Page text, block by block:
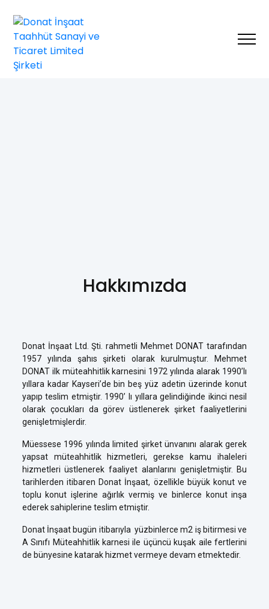
Hakkımızda
Donat İnşaat Ltd. Şti. rahmetli Mehmet DONAT tarafından
1957 yılında şahıs şirketi olarak kurulmuştur. Mehmet
DONAT ilk müteahhitlik karnesini 1972 yılında alarak 1990’lı
yıllara kadar Kayseri’de bin beş yüz adetin üzerinde konut
yapıp teslim etmiştir. 1990’ lı yıllara gelindiğinde ikinci nesil
olarak çocukları da görev üstlenerek şirket faaliyetlerini
genişletmişlerdir.
Müessese 1996 yılında limited şirket ünvanını alarak gerek
yapsat müteahhitlik hizmetleri, gerekse kamu ihaleleri
hizmetleri üstlenerek faaliyet alanlarını genişletmiştir. Bu
tarihlerden itibaren Donat İnşaat, özellikle büyük konut ve
toplu konut işlerine ağırlık vermiş ve binlerce konut inşa
ederek sahiplerine teslim etmiştir.
Donat İnşaat bugün itibarıyla yüzbinlerce m2 iş bitirmesi ve
A Sınıfı Müteahhitlik karnesi ile üçüncü kuşak aile fertlerini
de bünyesine katarak hizmet vermeye devam etmektedir.